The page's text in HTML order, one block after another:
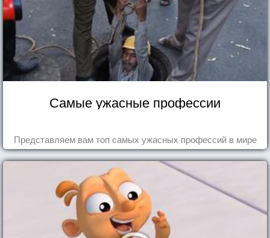
Самые ужасные профессии
Представляем вам топ самых ужасных профессий в мире